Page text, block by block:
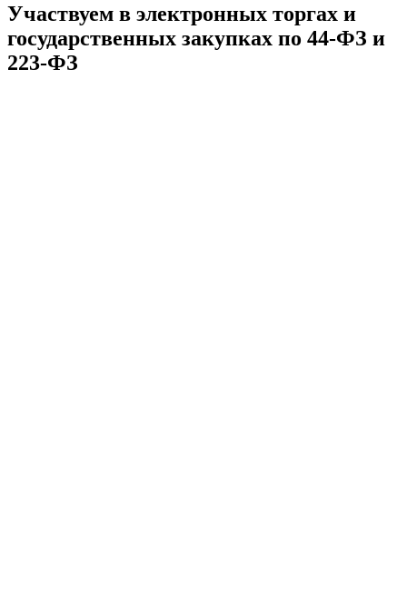
Участвуем в электронных торгах и
государственных закупках по 44-ФЗ и
223-ФЗ